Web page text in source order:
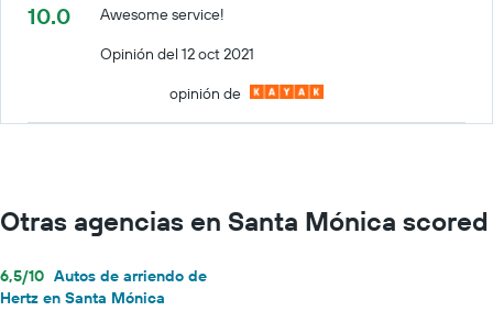
10.0
Awesome service!
Opinión del 12 oct 2021
opinión de
Otras agencias en Santa Mónica scored
6,5/10 Autos de arriendo de
Hertz en Santa Mónica